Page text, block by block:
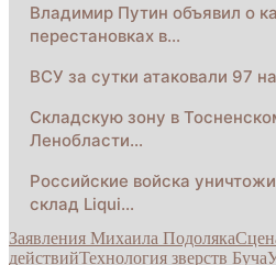
Владимир Путин объявил о
перестановках в…
ВСУ за сутки атаковали 97
Складскую зону в
Ленобласти…
Российские войска
склад Liqui…
Заявления Михаила Подоляка
действийТехнология зверств Буча